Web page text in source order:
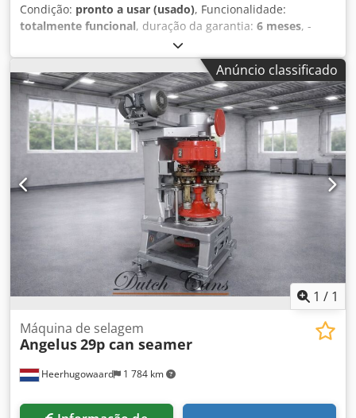
Condição: pronto a usar (usado), Funcionalidade:
totalmente funcional, duração da garantia: 6 meses, -
Faixa de diâmetro: 52,5 mm – 108 mm - Faixa de altura: 25
– 155 mm Chodpfx Aewlkg Esmuea - Capacidade de
produção: até 80 c.p.m. - Ferramentas para aprox.: Vários
tamanhos disponíveis
Anúncio classificado
1 / 1
Heerhugowaard 1 784 km
Máquina de selagem
Angelus29p can seamer